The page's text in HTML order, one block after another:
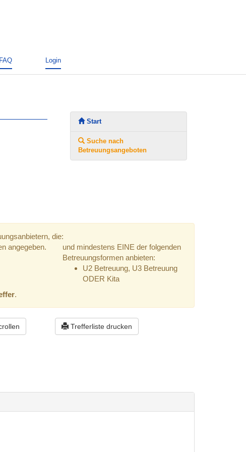
FAQ Login
Start
Suche nach
Betreuungsangeboten
die:
angegeben.
und mindestens EINE der folgenden
Betreuungsformen anbieten:
U2 Betreuung, U3 Betreuung
ODER Kita
.
Trefferliste drucken